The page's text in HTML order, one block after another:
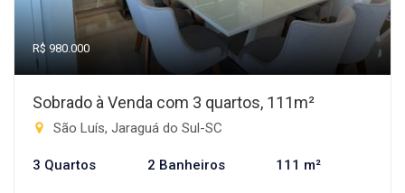
R$ 980.000
Sobrado à Venda com 3 quartos, 111m²
São Luís, Jaraguá do Sul-SC
3 Quartos 2 Banheiros 111 m²